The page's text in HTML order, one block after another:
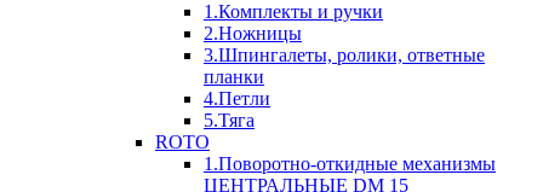
1.Комплекты и ручки
2.Ножницы
3.Шпингалеты, ролики, ответные
планки
4.Петли
5.Тяга
ROTO
1.Поворотно-откидные механизмы
ЦЕНТРАЛЬНЫЕ DM 15